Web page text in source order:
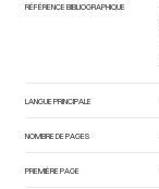
RÉFÉRENCE BIBLIOGRAPHIQUE
LANGUE PRINCIPALE
NOMBRE DE PAGES
PREMIÈRE PAGE